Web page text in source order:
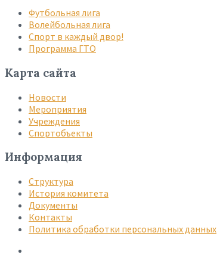
Футбольная лига
Волейбольная лига
Спорт в каждый двор!
Программа ГТО
Карта сайта
Новости
Мероприятия
Учреждения
Спортобъекты
Информация
Структура
История комитета
Документы
Контакты
Политика обработки персональных данных